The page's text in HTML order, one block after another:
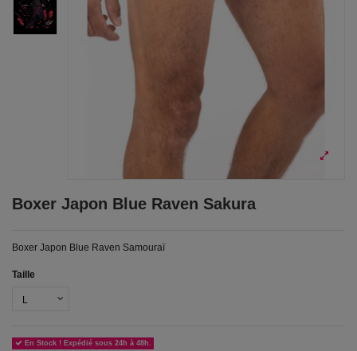
Boxer Japon Blue Raven Sakura
Boxer Japon Blue Raven Samouraï
Taille
En Stock ! Expédié sous 24h à 48h.